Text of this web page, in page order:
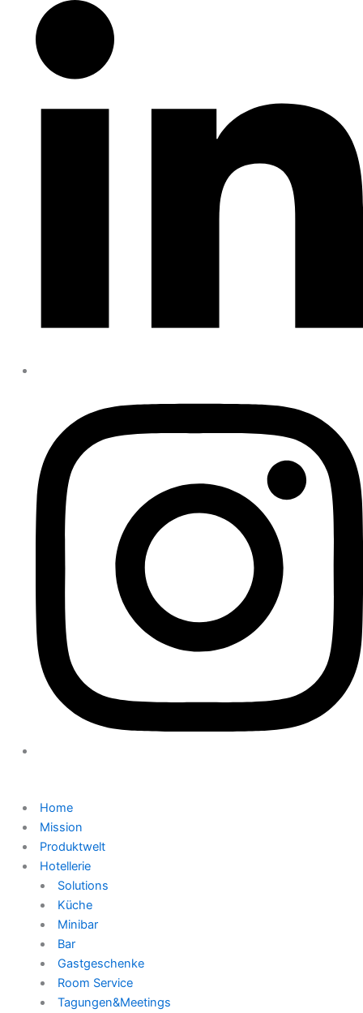
Home
Mission
Produktwelt
Hotellerie
Solutions
Küche
Minibar
Bar
Gastgeschenke
Room Service
Tagungen&Meetings